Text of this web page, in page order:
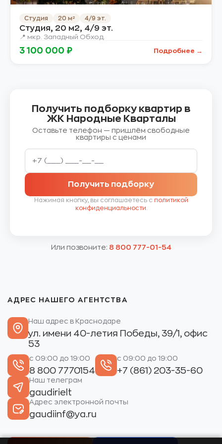
Студия 20 м² 4/9 эт.
Студия, 20 м2, 4/9 эт.
📍 мкр. Западный Обход.
3 100 000 ₽ Подробнее →
Получить подборку квартир в
ЖК Народные Кварталы
Оставьте телефон — пришлём свободные
квартиры с ценами
Получить подборку
Нажимая кнопку, вы соглашаетесь с политикой
конфиденциальности
Или позвоните: 8 800 777-01-54
АДРЕС НАШЕГО АГЕНТСТВА
Наш адрес в Краснодаре
ул. имени 40-летия Победы, 39/1, офис
53
с 09:00 до 19:00
8 800 7770154
с 09:00 до 19:00
+7 (861) 203-35-60
Наш телеграм
gaudirielt
Адрес электронной почты
gaudiinf@ya.ru